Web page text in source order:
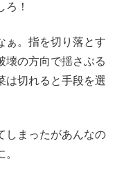
！
ぁ。指を切り落とす
壊の方向で揺さぶる
は切れると手段を選
しまったがあんなの